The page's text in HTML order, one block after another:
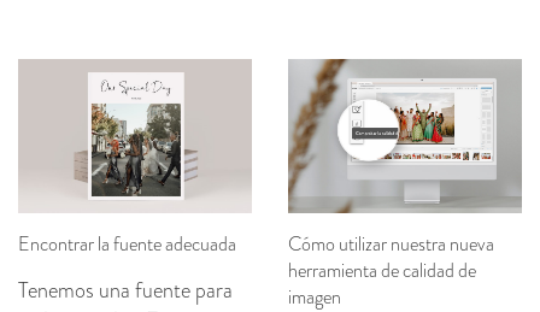
Encontrar la fuente adecuada
Tenemos una fuente para
Cómo utilizar nuestra nueva
herramienta de calidad de
imagen